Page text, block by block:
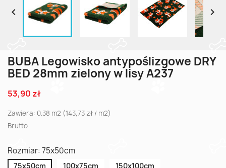
 
BUBA Legowisko antypoślizgowe DRY
BED 28mm zielony w lisy A237
53,90 zł
Zawiera: 0.38 m2 (143,73 zł / m2)
Brutto
Rozmiar: 75x50cm
75x50cm 100x75cm
150x100cm